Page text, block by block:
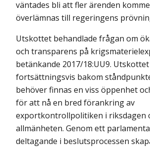
väntades bli att fler ärenden
överlämnas till regeringens
Utskottet behandlade frågan om
och transparens på
betänkande 2017/18:UU9.
fortsättningsvis bakom
behöver finnas en viss öppenhet
för att nå en bred förankring av
exportkontrollpolitiken i riksdagen
allmänheten. Genom ett
deltagande i beslutsprocessen